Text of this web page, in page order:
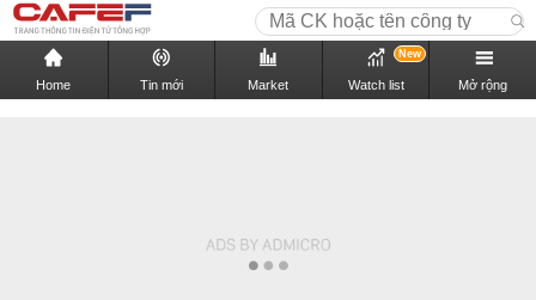
Home Tin mới Market Watch list
New
Mở rộng